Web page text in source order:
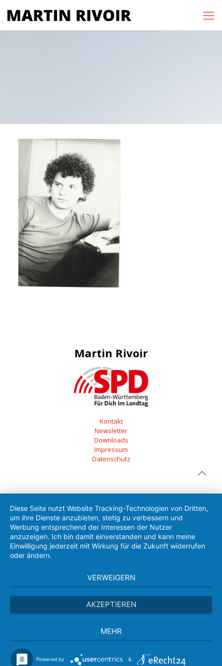
Martin Rivoir
Kontakt
Newsletter
Downloads
Impressum
Datenschutz
Diese Seite nutzt Website Tracking-Technologien von Dritten,
um ihre Dienste anzubieten, stetig zu verbessern und
Werbung entsprechend der Interessen der Nutzer
anzuzeigen. Ich bin damit einverstanden und kann meine
Einwilligung jederzeit mit Wirkung für die Zukunft widerrufen
oder ändern.
VERWEIGERN
AKZEPTIEREN
MEHR
Powered by &